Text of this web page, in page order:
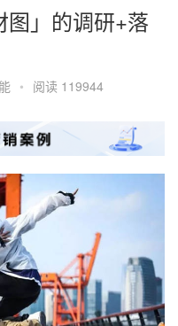
爱奇艺 美柚
Bing
私域 社群
游戏 海外
瓜通
图」的调研+落
• 阅读 119944